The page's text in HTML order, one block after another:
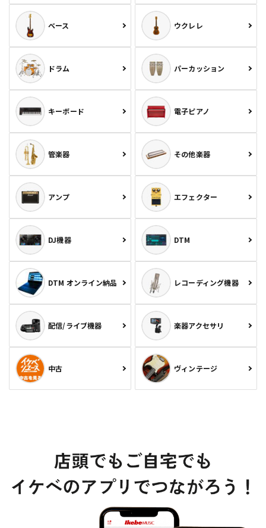
ベース ウクレレ
ドラム パーカッション
キーボード 電子ピアノ
管楽器 その他楽器
アンプ エフェクター
DJ機器 DTM
DTM オンライン納品 レコーディング機器
配信/ライブ機器 楽器アクセサリ
中古 ヴィンテージ